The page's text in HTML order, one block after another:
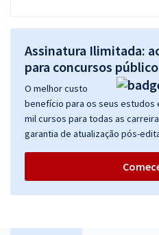
Assinatura Ilimitada:
para concursos
O melhor custo
benefício para os seus estudos
mil cursos para todas as
garantia de atualização pós-